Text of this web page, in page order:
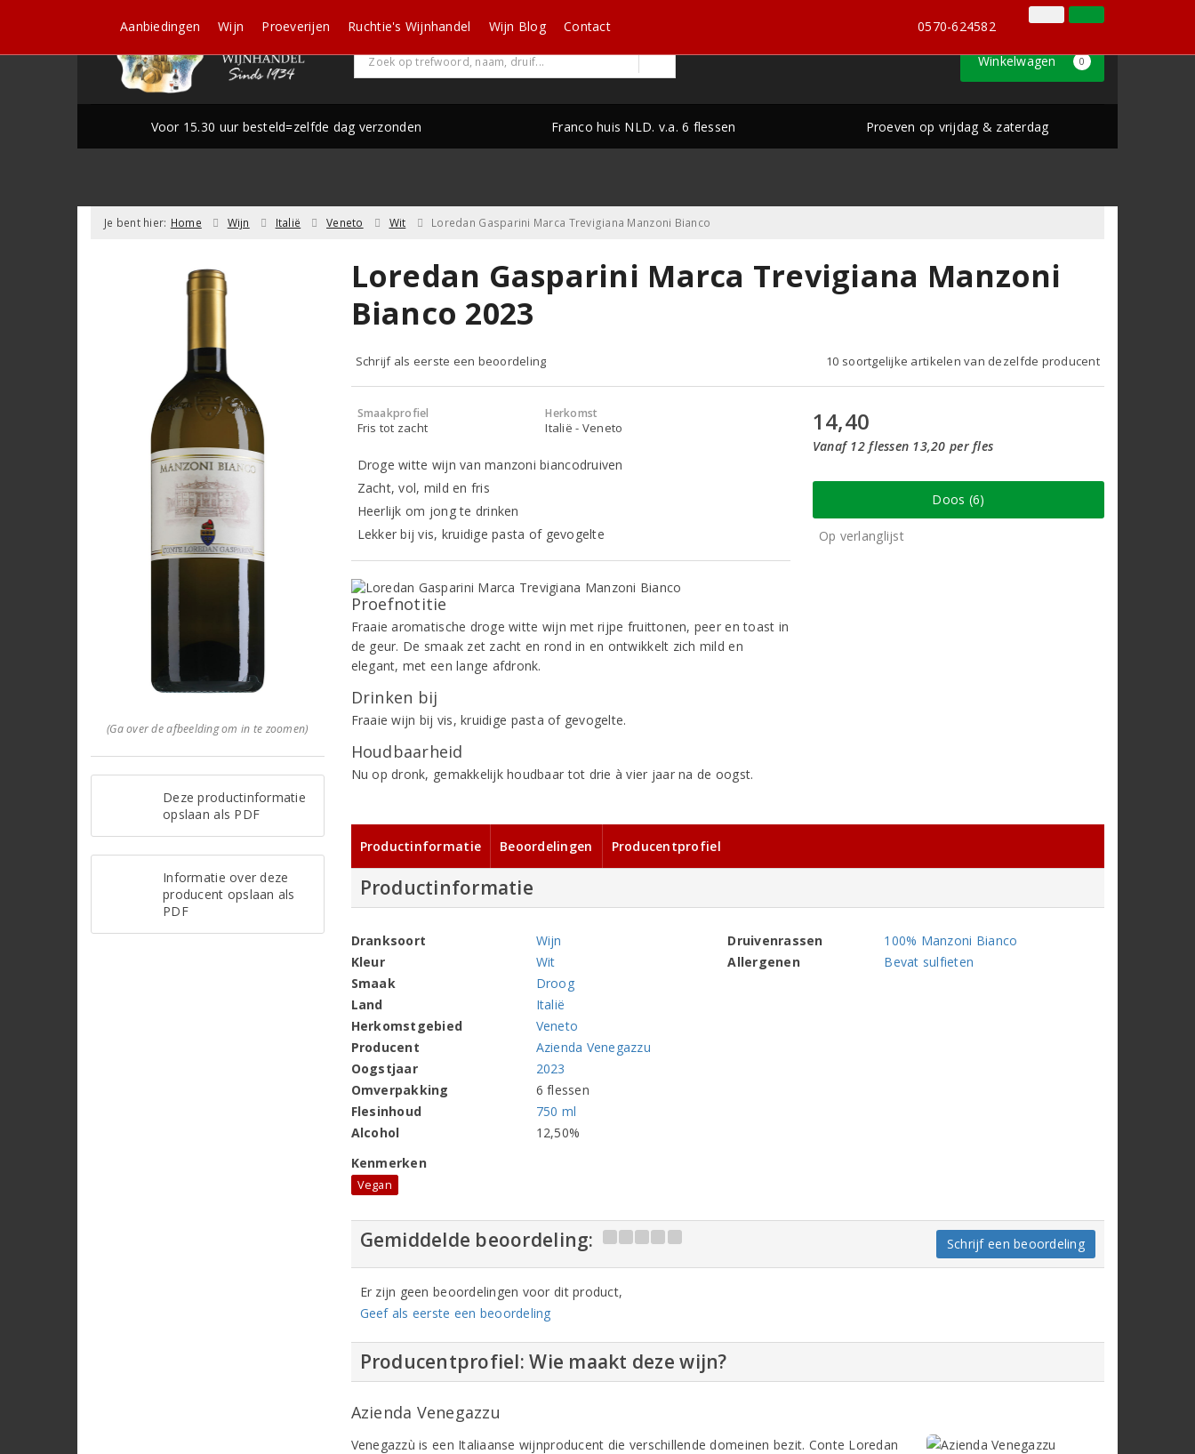
0570-624582 Inloggen Klantenservice
Winkelwagen 0
Voor 15.30 uur besteld=zelfde dag verzonden Franco huis NLD. v.a. 6 flessen Proeven op vrijdag & zaterdag
Aanbiedingen Wijn Proeverijen Ruchtie's Wijnhandel Wijn Blog Contact 0570-624582
Je bent hier: Home Wijn Italië Veneto Wit Loredan Gasparini Marca Trevigiana Manzoni Bianco
(Ga over de afbeelding om in te zoomen)
Deze productinformatie
opslaan als PDF
Informatie over deze
producent opslaan als
PDF
Loredan Gasparini Marca Trevigiana Manzoni
Bianco 2023
Schrijf als eerste een beoordeling 10 soortgelijke artikelen van dezelfde producent
Smaakprofiel
Fris tot zacht
Herkomst
Italië - Veneto
Droge witte wijn van manzoni biancodruiven
Zacht, vol, mild en fris
Heerlijk om jong te drinken
Lekker bij vis, kruidige pasta of gevogelte
Proefnotitie
Fraaie aromatische droge witte wijn met rijpe fruittonen, peer en toast in
de geur. De smaak zet zacht en rond in en ontwikkelt zich mild en
elegant, met een lange afdronk.
Drinken bij
Fraaie wijn bij vis, kruidige pasta of gevogelte.
Houdbaarheid
Nu op dronk, gemakkelijk houdbaar tot drie à vier jaar na de oogst.
14,40
Vanaf 12 flessen 13,20 per fles
Doos (6)
Op verlanglijst
Productinformatie Beoordelingen Producentprofiel
Productinformatie
Dranksoort
Wijn
Kleur
Wit
Smaak
Droog
Land
Italië
Herkomstgebied
Veneto
Producent
Azienda Venegazzu
Oogstjaar
2023
Omverpakking
6 flessen
Flesinhoud
750 ml
Alcohol
12,50%
Druivenrassen
100% Manzoni Bianco
Allergenen
Bevat sulfieten
Kenmerken
Vegan
Gemiddelde beoordeling: Schrijf een beoordeling
Er zijn geen beoordelingen voor dit product,
Geef als eerste een beoordeling
Producentprofiel: Wie maakt deze wijn?
Azienda Venegazzu
Venegazzù is een Italiaanse wijnproducent die verschillende domeinen bezit. Conte Loredan